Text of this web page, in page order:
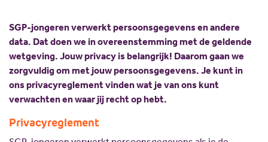
Magazines
Scholing
Nieuw politiek talent
Activiteitenkalender
Missie en visie
Commissies
Partners
SGP-jongeren verwerkt persoonsgegevens en andere
data. Dat doen we in overeenstemming met de geldende
wetgeving. Jouw privacy is belangrijk! Daarom gaan we
zorgvuldig om met jouw persoonsgegevens. Je kunt in
ons privacyreglement vinden wat je van ons kunt
verwachten en waar jij recht op hebt.
Privacyreglement